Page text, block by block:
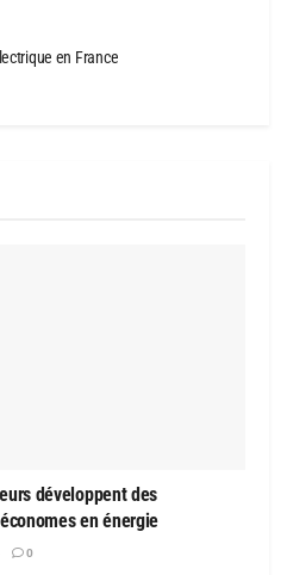
en France
développent des
en énergie
0